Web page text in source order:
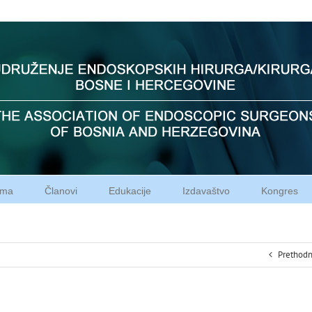
Članovi Edukacije Izdavaštvo Kongres